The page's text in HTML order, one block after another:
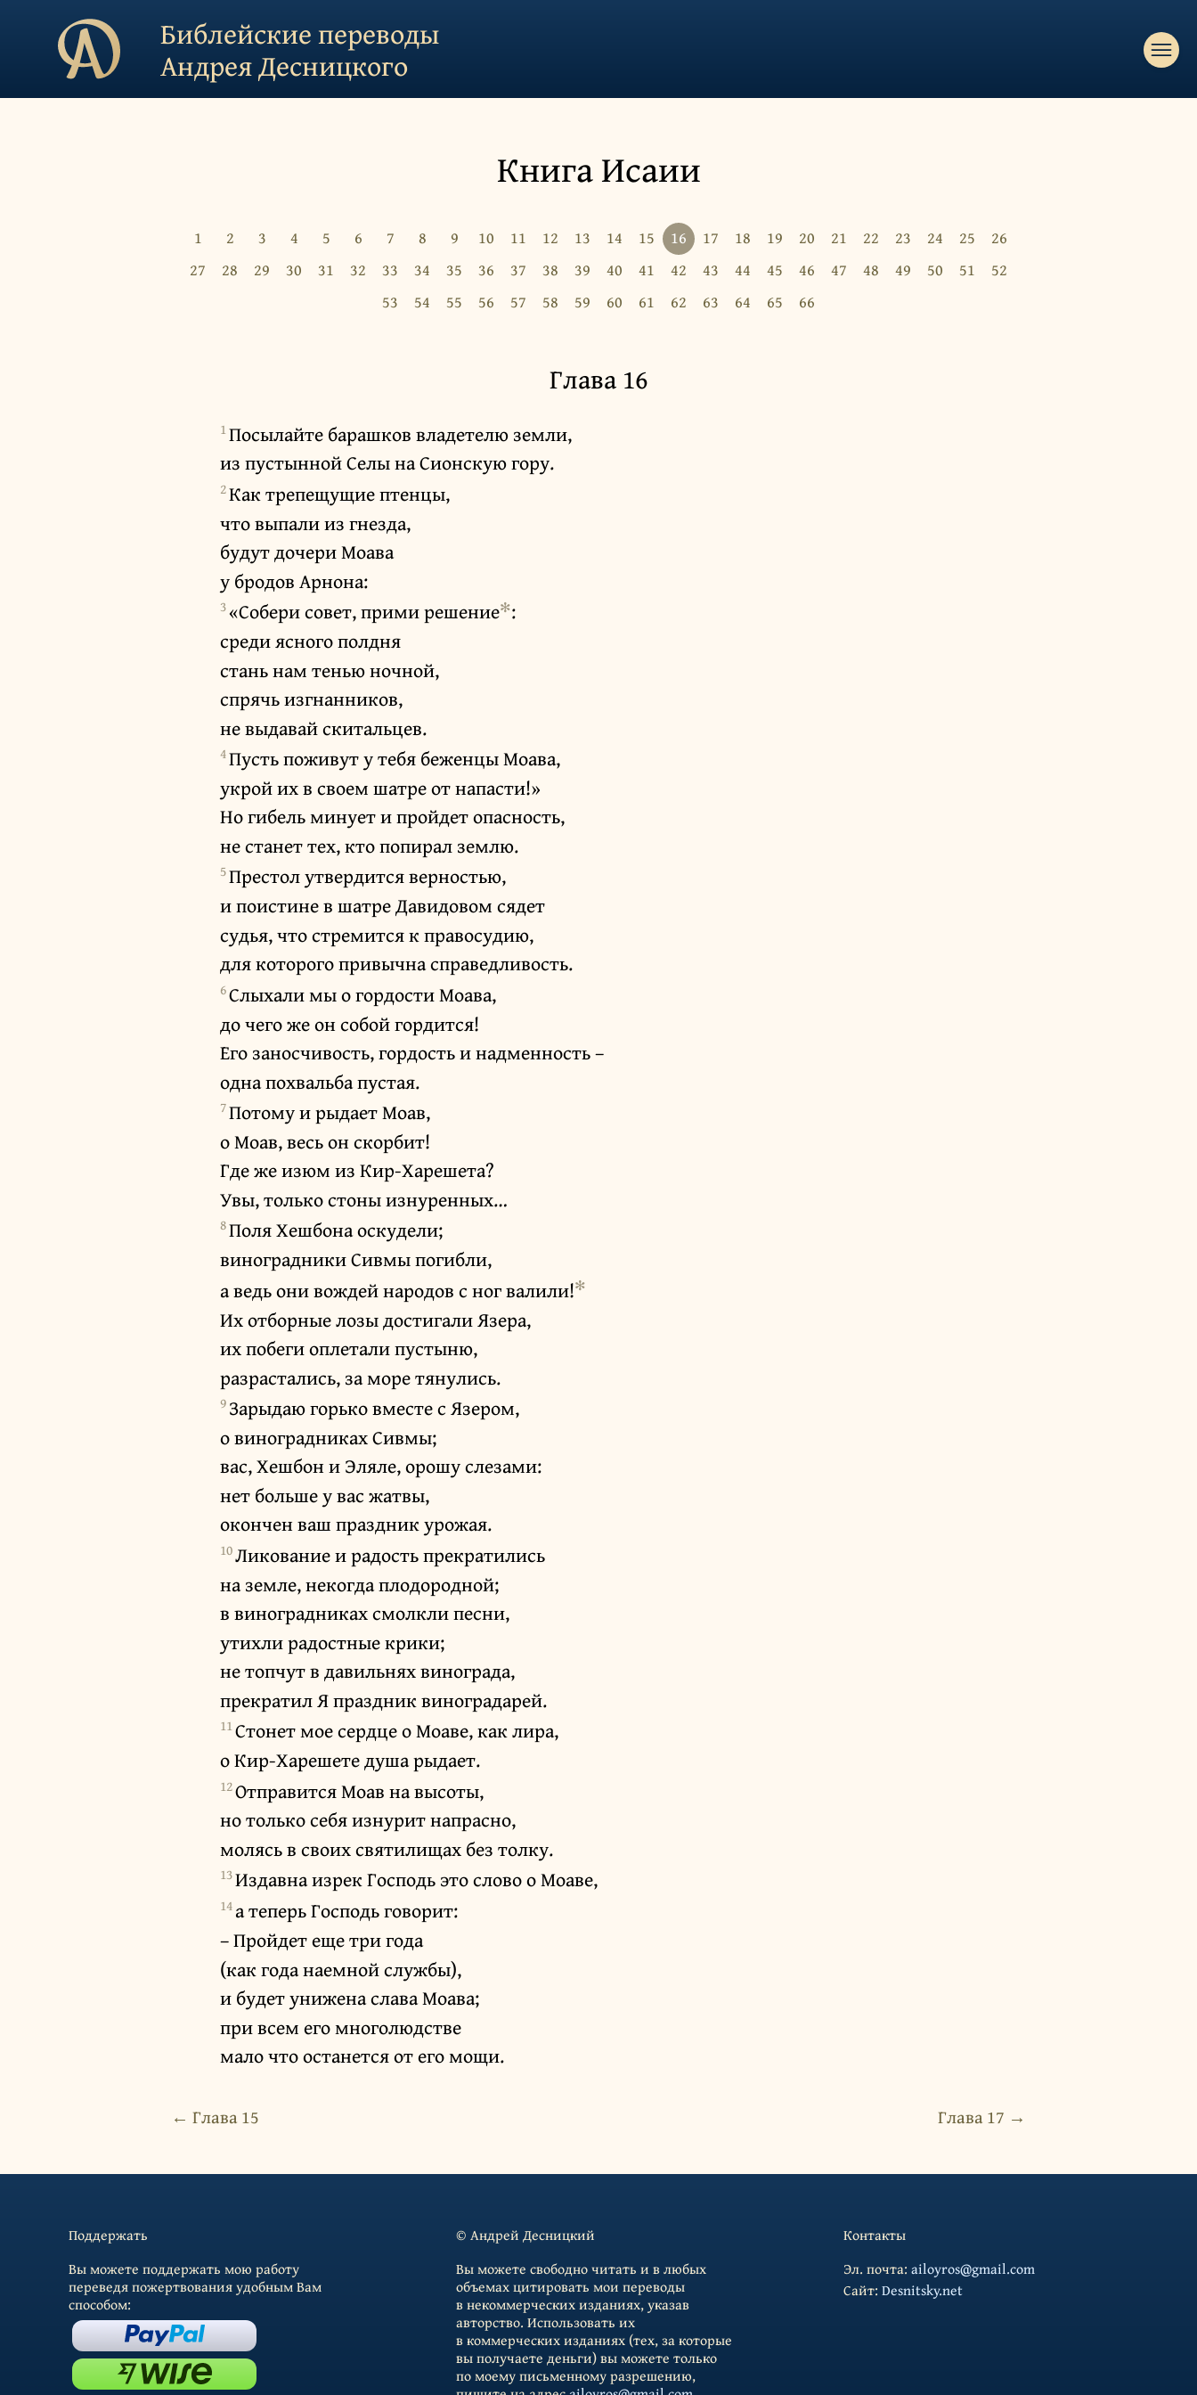
Библейские переводы
Андрея Десницкого
Книга Исаии
1 2 3 4 5 6 7 8 9 10 11 12 13 14 15 16 17 18 19 20 21 22 23 24 25
26
27
28 29 30 31 32 33 34 35 36 37 38 39 40 41 42 43 44 45 46 47 48 49 50 51
52
53
54 55 56 57 58 59 60 61 62 63 64 65 66
Глава 16
1Посылайте барашков владетелю земли,
из пустынной Селы на Сионскую гору.
2Как трепещущие птенцы,
что выпали из гнезда,
будут дочери Моава
у бродов Арнона:
3«Собери совет, прими решение✻:
среди ясного полдня
стань нам тенью ночной,
спрячь изгнанников,
не выдавай скитальцев.
4Пусть поживут у тебя беженцы Моава,
укрой их в своем шатре от напасти!»
Но гибель минует и пройдет опасность,
не станет тех, кто попирал землю.
5Престол утвердится верностью,
и поистине в шатре Давидовом сядет
судья, что стремится к правосудию,
для которого привычна справедливость.
6Слыхали мы о гордости Моава,
до чего же он собой гордится!
Его заносчивость, гордость и надменность –
одна похвальба пустая.
7Потому и рыдает Моав,
о Моав, весь он скорбит!
Где же изюм из Кир-Харешета?
Увы, только стоны изнуренных…
8Поля Хешбона оскудели;
виноградники Сивмы погибли,
а ведь они вождей народов с ног валили!✻
Их отборные лозы достигали Язера,
их побеги оплетали пустыню,
разрастались, за море тянулись.
9Зарыдаю горько вместе с Язером,
о виноградниках Сивмы;
вас, Хешбон и Эляле, орошу слезами:
нет больше у вас жатвы,
окончен ваш праздник урожая.
10Ликование и радость прекратились
на земле, некогда плодородной;
в виноградниках смолкли песни,
утихли радостные крики;
не топчут в давильнях винограда,
прекратил Я праздник виноградарей.
11Стонет мое сердце о Моаве, как лира,
о Кир-Харешете душа рыдает.
12Отправится Моав на высоты,
но только себя изнурит напрасно,
молясь в своих святилищах без толку.
13Издавна изрек Господь это слово о Моаве,
14а теперь Господь говорит:
– Пройдет еще три года
(как года наемной службы),
и будет унижена слава Моава;
при всем его многолюдстве
мало что останется от его мощи.
← Глава 15 Глава 17 →
Поддержать
Вы можете поддержать мою работу
переведя пожертвования удобным Вам
способом:
© Андрей Десницкий
Вы можете свободно читать и в любых
объемах цитировать мои переводы
в некоммерческих изданиях, указав
авторство. Использовать их
в коммерческих изданиях (тех, за которые
вы получаете деньги) вы можете только
по моему письменному разрешению,
Контакты
Эл. почта: ailoyros@gmail.com
Cайт: Desnitsky.net